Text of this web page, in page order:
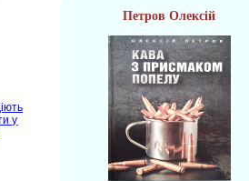
у
Петров Олексій